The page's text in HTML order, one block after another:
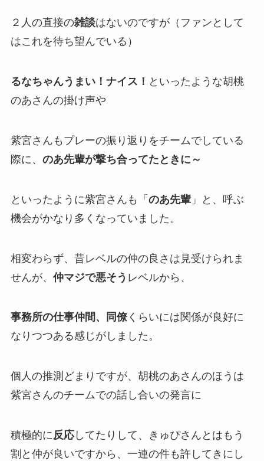
２人の直接の雑談はないのですが（ファンとして
はこれを待ち望んでいる）
るなちゃんうまい！ナイス！ といったような胡桃
のあさんの掛け声や
紫宮さんもプレーの振り返りをチームでしている
際に、 のあ先輩が撃ち合ってたときに～
といったように紫宮さんも「 のあ先輩」と、呼ぶ
機会がかなり多くなっていました。
相変わらず、昔レベルの仲の良さは見受けられま
せんが、 仲マジで悪そう レベルから、
事務所の仕事仲間、同僚くらいには関係が良好に
なりつつある感じがしました。
個人の推測どまりですが、胡桃のあさんのほうは
紫宮さんのチームでの話し合いの発言に
積極的に反応してたりして、きゅぴさんとはもう
割と仲が良いですから、一連の件も許してきにし